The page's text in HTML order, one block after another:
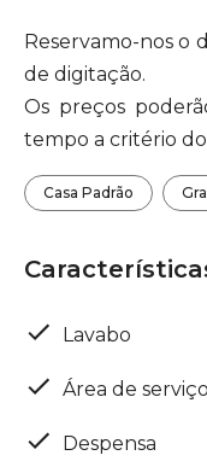
Reservamo-nos o
de digitação.
Os preços
tempo a critério
Casa Padrão
Lavabo
Área de serviço
Despensa